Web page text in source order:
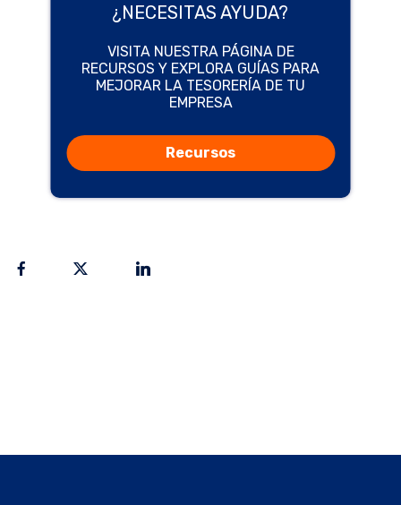
¿NECESITAS AYUDA?
VISITA NUESTRA PÁGINA DE
RECURSOS Y EXPLORA GUÍAS PARA
MEJORAR LA TESORERÍA DE TU
EMPRESA
Recursos